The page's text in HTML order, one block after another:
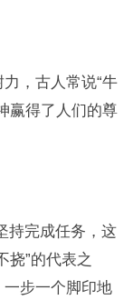
，古人常说“牛
赢得了人们的尊
持完成任务，这
挠”的代表之
步一个脚印地